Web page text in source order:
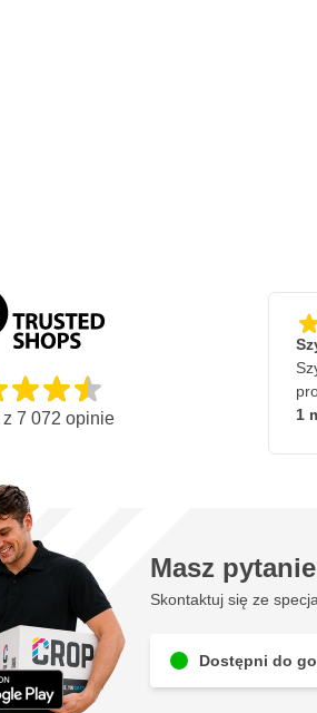
z 7 072 opinie
1
Masz
Skontaktuj się ze
Dostępni do